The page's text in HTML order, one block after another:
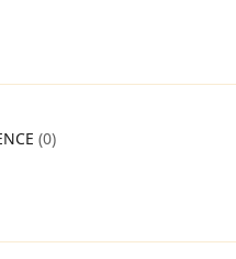
(0)